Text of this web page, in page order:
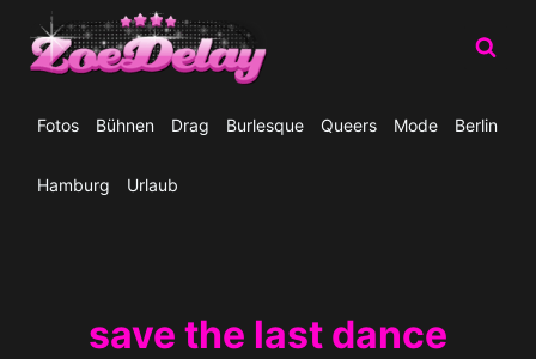
Inhalt
springen
Fotos Bühnen Drag Burlesque Queers Mode Berlin
Hamburg Urlaub
save the last dance